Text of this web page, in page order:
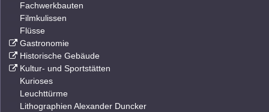
Fachwerkbauten
Filmkulissen
Flüsse
Gastronomie
Historische Gebäude
Kultur- und Sportstätten
Kurioses
Leuchttürme
Lithographien Alexander Duncker